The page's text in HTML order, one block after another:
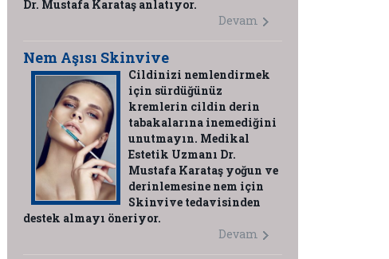
Dr. Mustafa Karataş anlatıyor.
Devam
Nem Aşısı Skinvive
Cildinizi nemlendirmek
için sürdüğünüz
kremlerin cildin derin
tabakalarına inemediğini
unutmayın. Medikal
Estetik Uzmanı Dr.
Mustafa Karataş yoğun ve
derinlemesine nem için
Skinvive tedavisinden
destek almayı öneriyor.
Devam